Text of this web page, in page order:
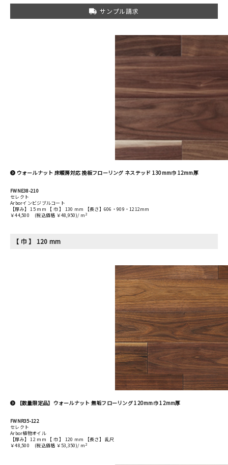
サンプル請求
ウォールナット 床暖房対応 挽板フローリング ネステッド 130mm巾 12mm厚
FWNE38-210
セレクト
Arborインビジブルコート
【厚み】 15 mm 【 巾 】 130 mm 【長さ】606・909・1212mm
￥44,500
(税込価格 ￥48,950)/ m 2
【 巾 】 120 mm
【数量限定品】ウォールナット 無垢フローリング 120mm巾 12mm厚
FWNR35-122
セレクト
Arbor植物オイル
【厚み】 12 mm 【 巾 】 120 mm 【長さ】 乱尺
￥48,500
(税込価格 ￥53,350)/ m 2